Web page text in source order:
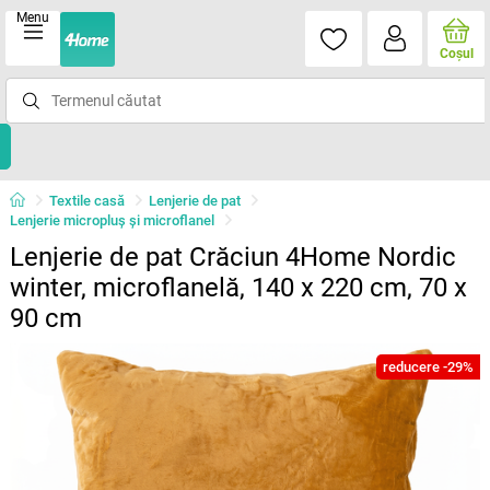
Menu
Coşul
Textile casă
Lenjerie de pat
Lenjerie micropluş şi microflanel
Lenjerie de pat Crăciun 4Home Nordic
winter, microflanelă, 140 x 220 cm, 70 x
90 cm
reducere -29%